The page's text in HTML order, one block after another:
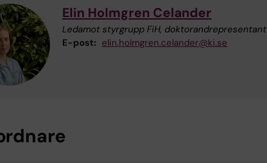
Elin Holmgren Celander
Ledamot styrgrupp FiH, doktorandrepresentant
E-post: elin.holmgren.celander@ki.se